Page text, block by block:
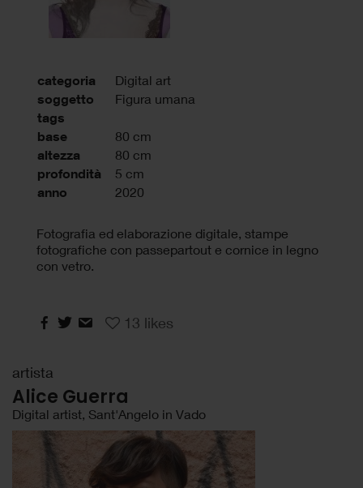
categoria Digital art
soggetto Figura umana
tags
base
80 cm
altezza 80 cm
profondità 5 cm
anno 2020
Fotografia ed elaborazione digitale, stampe
fotografiche con passepartout e cornice in legno
con vetro.
13 likes
artista
Alice Guerra
Digital artist, Sant'Angelo in Vado